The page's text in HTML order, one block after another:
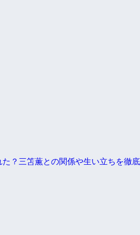
？三笘薫との関係や生い立ちを徹底